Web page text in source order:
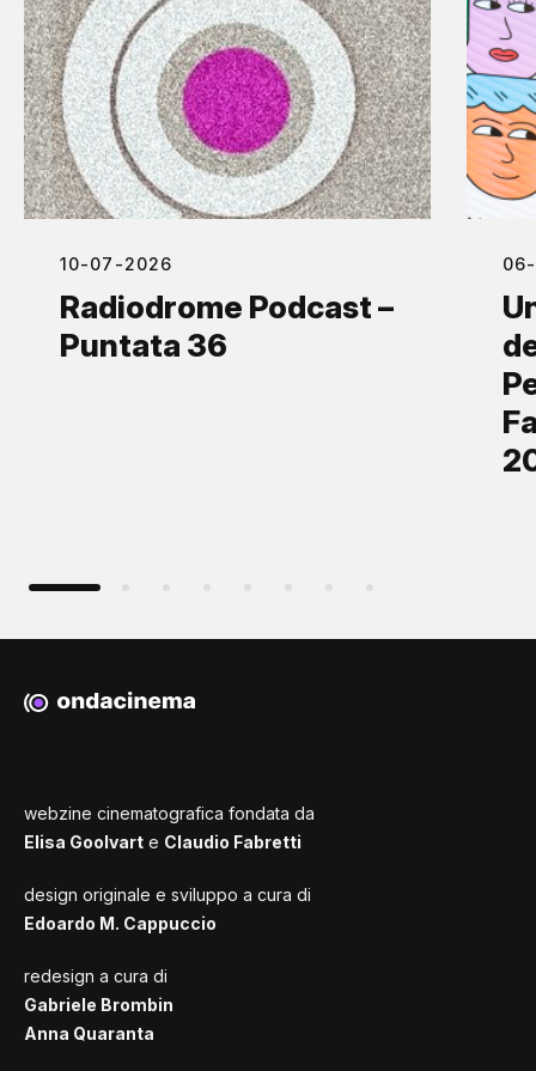
10-07-2026
Radiodrome Podcast –
Puntata 36
webzine cinematografica fondata da
Elisa Goolvart e Claudio Fabretti
design originale e sviluppo a cura di
Edoardo M. Cappuccio
redesign a cura di
Gabriele Brombin
Anna Quaranta